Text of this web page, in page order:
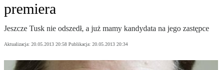
premiera
Jeszcze Tusk nie odszedł, a już mamy kandydata na jego zastępce
Aktualizacja: 20.05.2013 20:58 Publikacja: 20.05.2013 20:34